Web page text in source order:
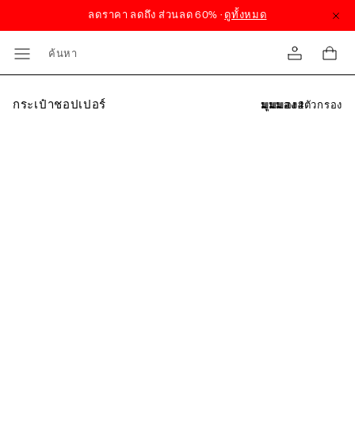
ค้นหา
กระเป๋าชอปเปอร์ ตัวกรอง